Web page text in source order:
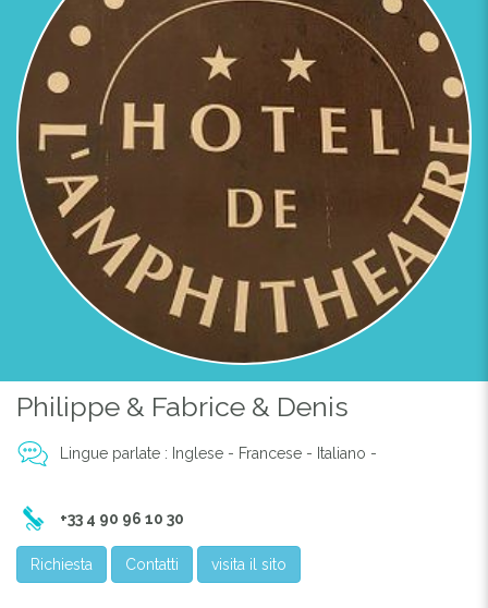
HOTEL DE L'AMPHITHÉATRE ***
Previous Next
Philippe & Fabrice & Denis
Lingue parlate : Inglese - Francese - Italiano -
+33 4 90 96 10 30
Richiesta Contatti visita il sito